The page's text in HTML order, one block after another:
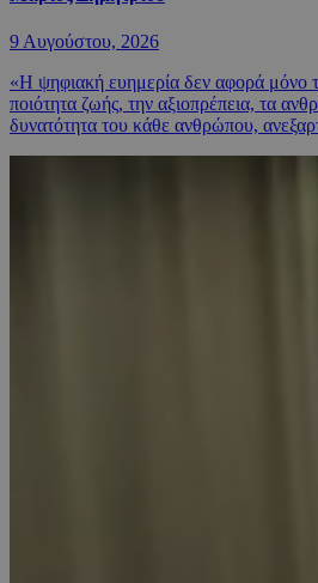
9 Αυγούστου, 2026
«Η ψηφιακή ευημερία δεν αφορά μόνο
ποιότητα ζωής, την αξιοπρέπεια, τα
δυνατότητα του κάθε ανθρώπου,